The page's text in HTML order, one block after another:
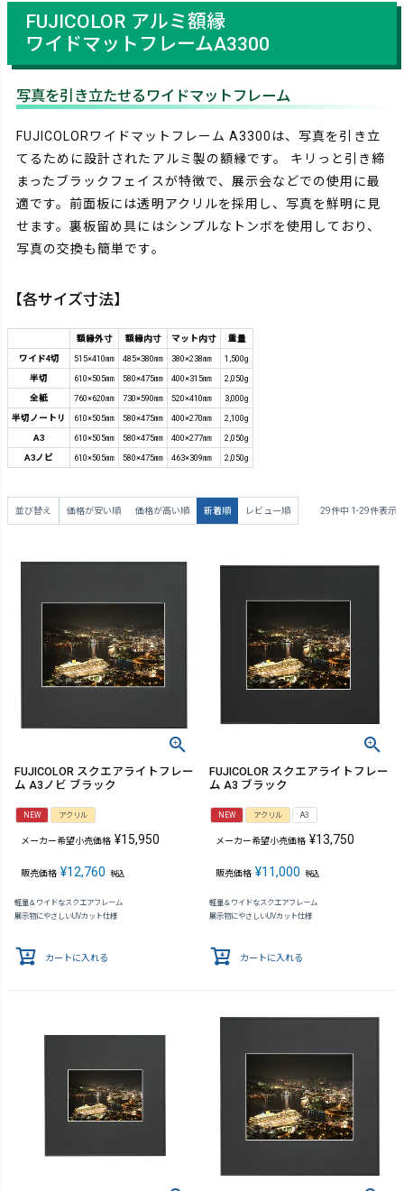
FUJICOLOR アルミ額縁
ワイドマットフレームA3300
写真を引き立たせるワイドマットフレーム
FUJICOLORワイドマットフレーム A3300は、写真を引き立
てるために設計されたアルミ製の額縁です。 キリっと引き締
まったブラックフェイスが特徴で、展示会などでの使用に最
適です。前面板には透明アクリルを採用し、写真を鮮明に見
せます。裏板留め具にはシンプルなトンボを使用しており、
写真の交換も簡単です。
【各サイズ寸法】
額縁外寸 額縁内寸 マット内寸
重量
ワイド4切
515×410㎜ 485×380㎜ 380×238㎜
1,500g
半切
610×505㎜ 580×475㎜ 400×315㎜
2,050g
全紙
760×620㎜ 730×590㎜ 520×410㎜
3,000g
半切ノートリ
610×505㎜ 580×475㎜ 400×270㎜
2,100g
A3
610×505㎜ 580×475㎜ 400×277㎜
2,050g
A3ノビ
610×505㎜ 580×475㎜ 463×309㎜ 2,050g
並び替え 価格が安い順 価格が高い順 新着順 レビュー順 29件中 1 -29件表示
FUJICOLOR スクエアライトフレー
ム A3ノビ ブラック
NEW アクリル
メーカー希望小売価格 ¥15,950
販売価格 ¥12,760 税込
軽量＆ワイドなスクエアフレーム
展示物にやさしいUVカット仕様
カートに入れる
FUJICOLOR スクエアライトフレー
ム A3 ブラック
NEW アクリル A3
メーカー希望小売価格 ¥13,750
販売価格 ¥11,000 税込
軽量＆ワイドなスクエアフレーム
展示物にやさしいUVカット仕様
カートに入れる